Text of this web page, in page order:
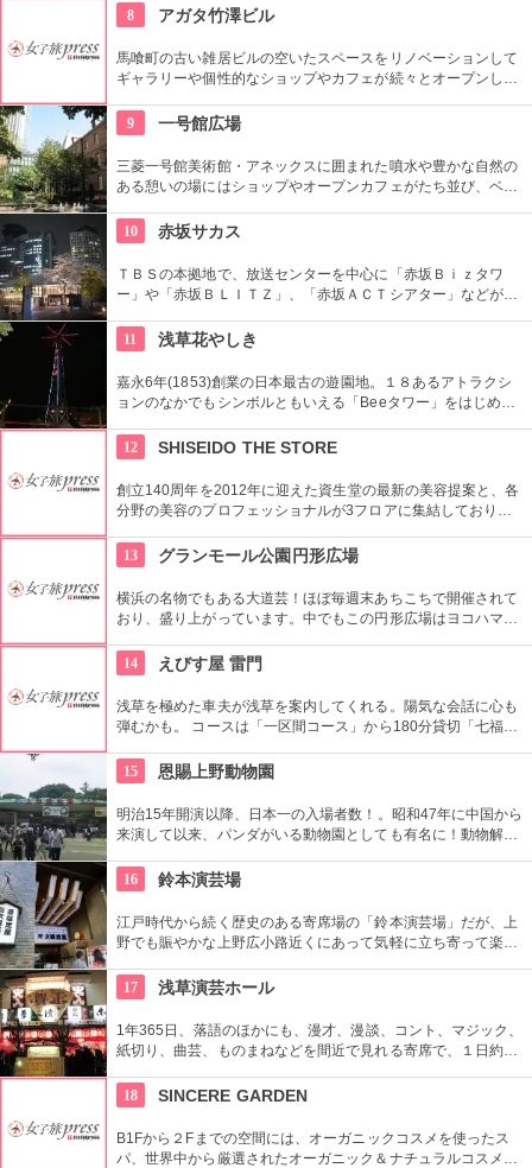
す。オリジナルグッズを販売するミュージアムショップや食事
もできるカフェなども併設されています。
8 アガタ竹澤ビル
馬喰町の古い雑居ビルの空いたスペースをリノベーションして
ギャラリーや個性的なショップやカフェが続々とオープンした
注目を浴びるアートビルとなっている。
9 一号館広場
三菱一号館美術館・アネックスに囲まれた噴水や豊かな自然の
ある憩いの場にはショップやオープンカフェがたち並び、ベン
憩いの場となっている。
10 赤坂サカス
ＴＢＳの本拠地で、放送センターを中心に「赤坂Ｂｉｚタワ
ー」や「赤坂ＢＬＩＴＺ」、「赤坂ＡＣＴシアター」などが揃
11
浅草花やしき
嘉永6年(1853)創業の日本最古の遊園地。１８あるアトラクシ
ョンのなかでもシンボルともいえる「Beeタワー」をはじめ、
が揃う。
12 SHISEIDO THE STORE
創立140周年を2012年に迎えた資生堂の最新の美容提案と、各
分野の美容のプロフェッショナルが3フロアに集結しており、
ベントなどのイベントをしているのでチェックしよう。
13 グランモール公園円形広場
横浜の名物でもある大道芸！ほぼ毎週末あちこちで開催されて
おり、盛り上がっています。中でもこの円形広場はヨコハマ大
労される、驚きの芸に子供も大人も釘付けです！
14 えびす屋 雷門
浅草を極めた車夫が浅草を案内してくれる。陽気な会話に心も
弾むかも。 コースは「一区間コース」から180分貸切「七福神
好評だとか。
15 恩賜上野動物園
明治15年開演以降、日本一の入場者数！。昭和47年に中国から
来演して以来、パンダがいる動物園としても有名に！動物解説
16
鈴本演芸場
江戸時代から続く歴史のある寄席場の「鈴本演芸場」だが、上
野でも賑やかな上野広小路近くにあって気軽に立ち寄って楽し
ず入ってみてはいかがでしょう。
17 浅草演芸ホール
1年365日、落語のほかにも、漫才、漫談、コント、マジック、
紙切り、曲芸、ものまねなどを間近で見れる寄席で、１日約４
由席。
18 SINCERE GARDEN
B1Fから２Fまでの空間には、オーガニックコスメを使ったス
パ、世界中から厳選されたオーガニック＆ナチュラルコスメを